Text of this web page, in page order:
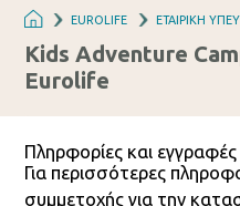
EUROLIFE ΕΤΑΙΡΙΚΗ
Kids Adventure
Eurolife
Πληρφορίες και εγγραφές
Για περισσότερες
συμμετοχής για την